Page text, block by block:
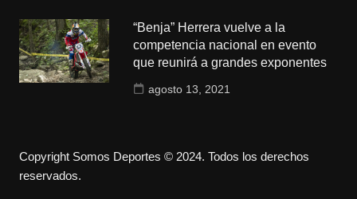
“Benja” Herrera vuelve a la
competencia nacional en evento
que reunirá a grandes exponentes
agosto 13, 2021
Copyright Somos Deportes © 2024. Todos los derechos
reservados.